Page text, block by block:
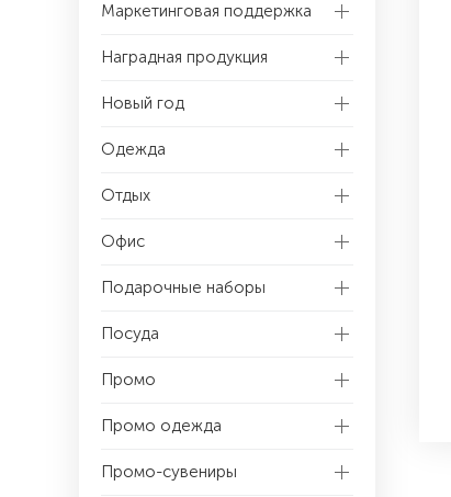
Маркетинговая поддержка
Наградная продукция
Новый год
Одежда
Отдых
Офис
Подарочные наборы
Посуда
Промо
Промо одежда
Промо-сувениры